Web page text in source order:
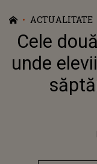
ACTUALITATE
Cele
unde